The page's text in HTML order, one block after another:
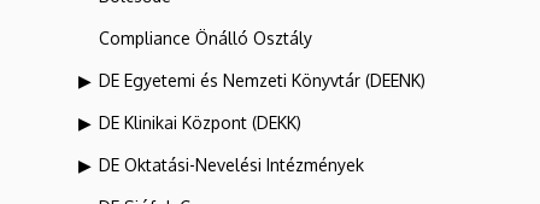
Compliance Önálló Osztály
DE Egyetemi és Nemzeti Könyvtár (DEENK)
DE Klinikai Központ (DEKK)
DE Oktatási-Nevelési Intézmények